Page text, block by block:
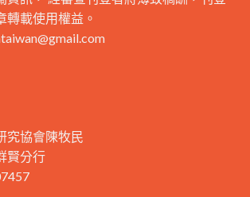
轉載使用權益。
究協會陳牧民
賢分行